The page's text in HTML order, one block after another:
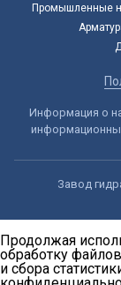
Промышленные
Информация о
Завод
Продолжая
обработку
и сбора